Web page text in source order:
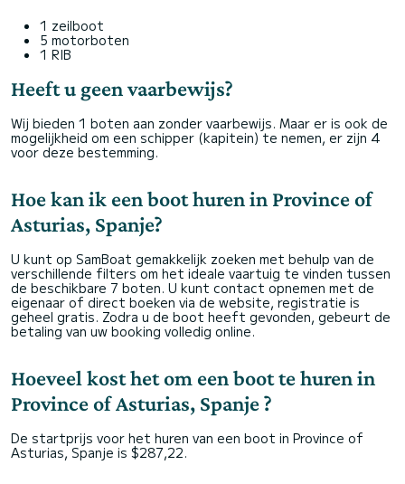
1 zeilboot
5 motorboten
1 RIB
Heeft u geen vaarbewijs?
Wij bieden 1 boten aan zonder vaarbewijs. Maar er is ook de
mogelijkheid om een schipper (kapitein) te nemen, er zijn 4
voor deze bestemming.
Hoe kan ik een boot huren in Province of
Asturias, Spanje?
U kunt op SamBoat gemakkelijk zoeken met behulp van de
verschillende filters om het ideale vaartuig te vinden tussen
de beschikbare 7 boten. U kunt contact opnemen met de
eigenaar of direct boeken via de website, registratie is
geheel gratis. Zodra u de boot heeft gevonden, gebeurt de
betaling van uw booking volledig online.
Hoeveel kost het om een boot te huren in
Province of Asturias, Spanje ?
De startprijs voor het huren van een boot in Province of
Asturias, Spanje is $287,22.